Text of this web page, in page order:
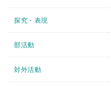
探究・表現
部活動
対外活動